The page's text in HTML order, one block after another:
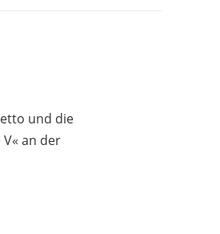
und die
an der